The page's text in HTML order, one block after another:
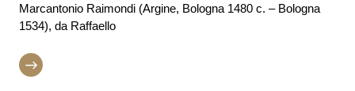
Marcantonio Raimondi (Argine, Bologna 1480 c. – Bologna
1534), da Raffaello